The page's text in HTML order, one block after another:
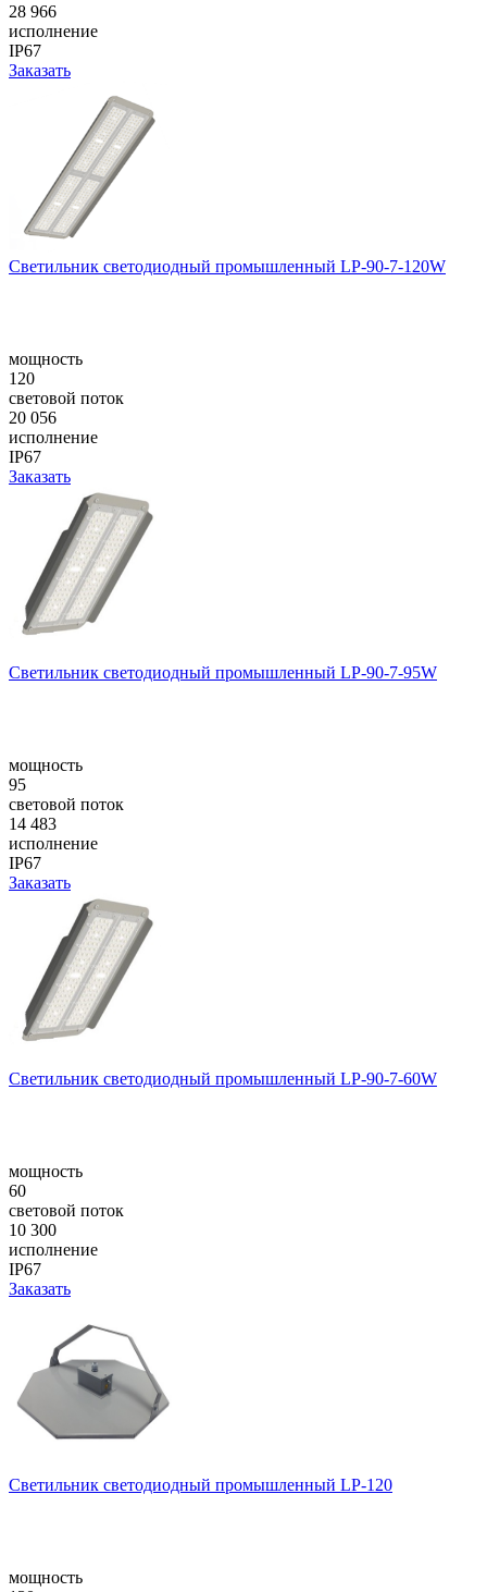
28 966
исполнение
IP67
Заказать
Светильник светодиодный промышленный LP-90-7-120W
мощность
120
световой поток
20 056
исполнение
IP67
Заказать
Светильник светодиодный промышленный LP-90-7-95W
мощность
95
световой поток
14 483
исполнение
IP67
Заказать
Светильник светодиодный промышленный LP-90-7-60W
мощность
60
световой поток
10 300
исполнение
IP67
Заказать
Светильник светодиодный промышленный LP-120
мощность